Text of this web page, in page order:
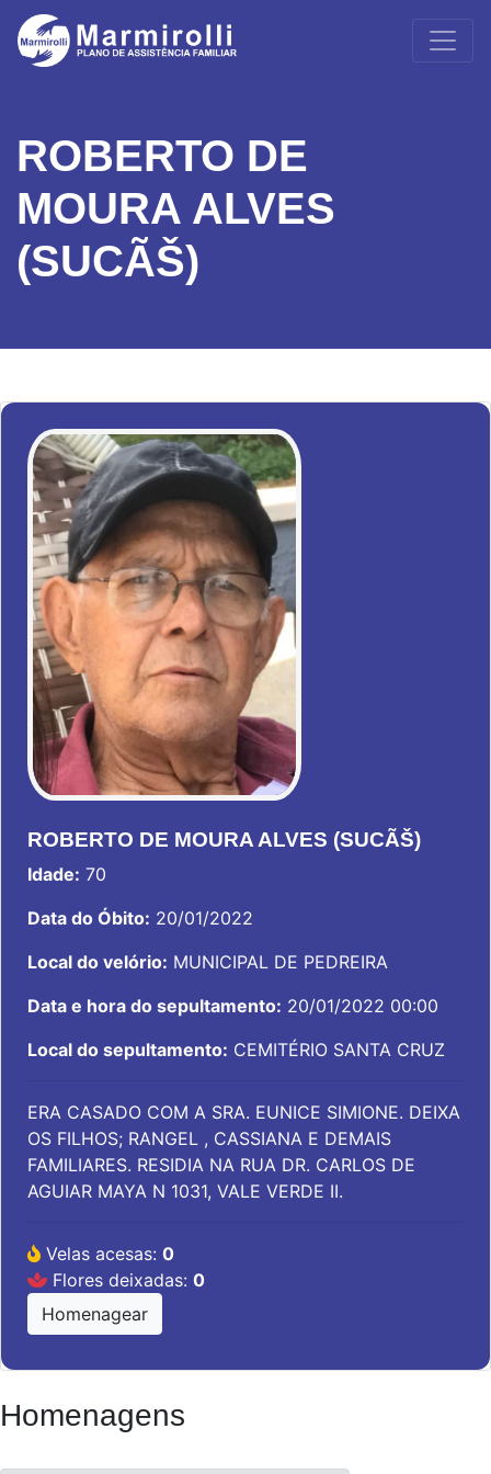
ROBERTO DE
MOURA ALVES
(SUCÃŠ)
ROBERTO DE MOURA ALVES (SUCÃŠ)
Idade: 70
Data do Óbito: 20/01/2022
Local do velório: MUNICIPAL DE PEDREIRA
Data e hora do sepultamento: 20/01/2022 00:00
Local do sepultamento: CEMITÉRIO SANTA CRUZ
ERA CASADO COM A SRA. EUNICE SIMIONE. DEIXA
OS FILHOS; RANGEL , CASSIANA E DEMAIS
FAMILIARES. RESIDIA NA RUA DR. CARLOS DE
AGUIAR MAYA N 1031, VALE VERDE II.
Velas acesas: 0
Flores deixadas: 0
Homenagear
Homenagens